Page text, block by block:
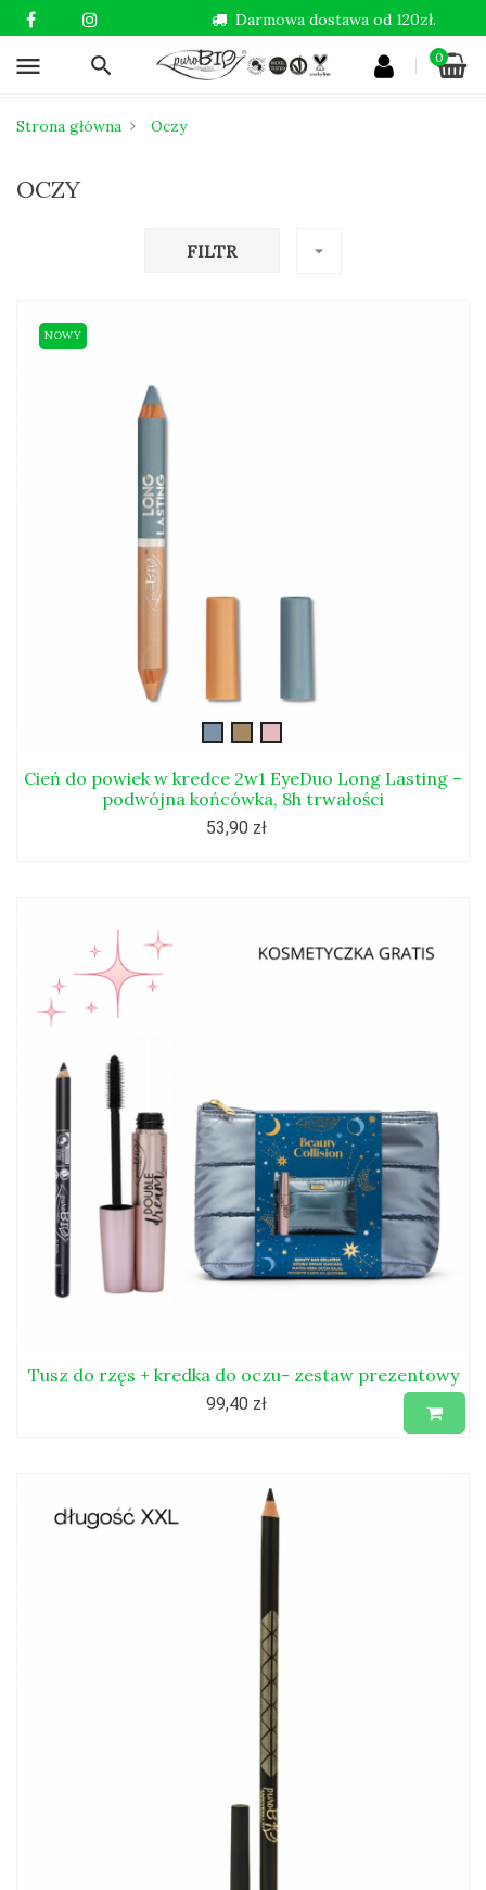
menu 0
Darmowa dostawa od 120zł.
Strona główna Oczy
OCZY
FILTR arrow_drop_down
Cień do powiek w kredce 2w1 EyeDuo Long Lasting –
podwójna końcówka, 8h trwałości
53,90 zł
NOWY
Tusz do rzęs + kredka do oczu- zestaw prezentowy
99,40 zł